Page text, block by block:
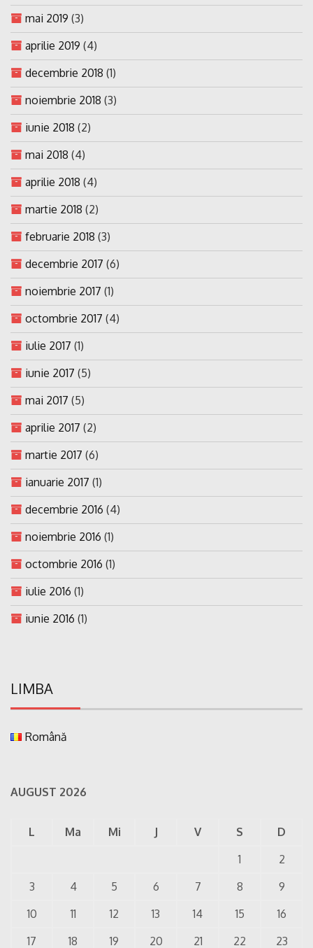
mai 2019 (3)
aprilie 2019 (4)
decembrie 2018 (1)
noiembrie 2018 (3)
iunie 2018 (2)
mai 2018 (4)
aprilie 2018 (4)
martie 2018 (2)
februarie 2018 (3)
decembrie 2017 (6)
noiembrie 2017 (1)
octombrie 2017 (4)
iulie 2017 (1)
iunie 2017 (5)
mai 2017 (5)
aprilie 2017 (2)
martie 2017 (6)
ianuarie 2017 (1)
decembrie 2016 (4)
noiembrie 2016 (1)
octombrie 2016 (1)
iulie 2016 (1)
iunie 2016 (1)
LIMBA
Română
AUGUST 2026
L Ma Mi J V S
D
1
2
3
4 5 6 7 8
9
10
11 12 13 14 15
16
17
18 19 20 21 22 23